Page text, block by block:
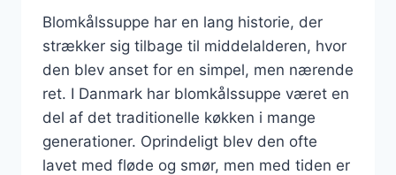
Blomkålssuppe har en lang historie, der
strækker sig tilbage til middelalderen, hvor
den blev anset for en simpel, men nærende
ret. I Danmark har blomkålssuppe været en
del af det traditionelle køkken i mange
generationer. Oprindeligt blev den ofte
lavet med fløde og smør, men med tiden er